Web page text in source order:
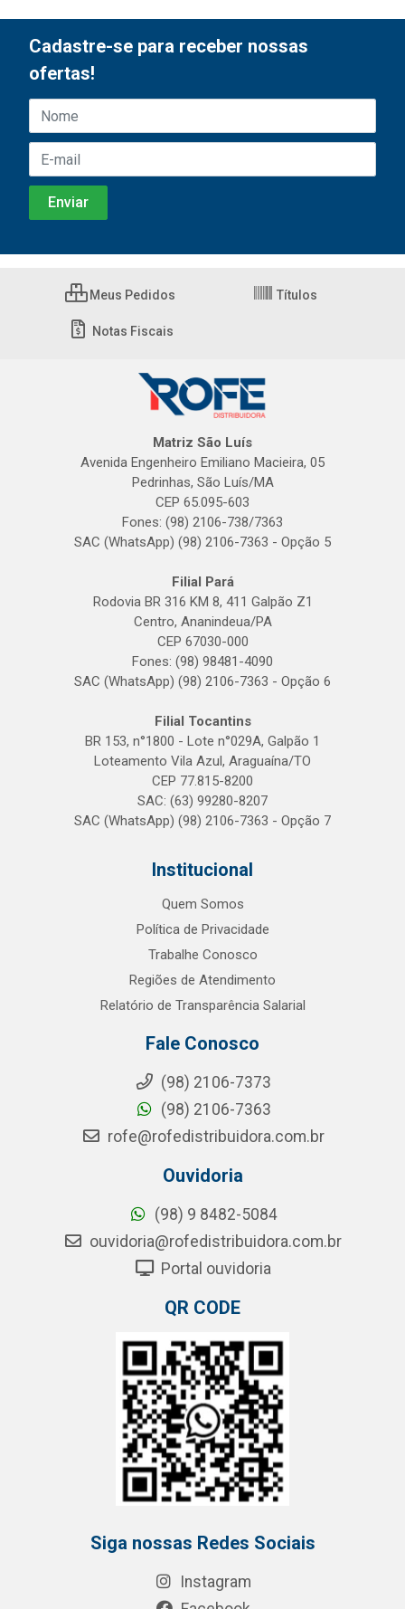
Cadastre-se para receber nossas
ofertas!
Meus Pedidos Títulos
Notas Fiscais
Matriz São Luís
Avenida Engenheiro Emiliano Macieira, 05
Pedrinhas, São Luís/MA
CEP 65.095-603
Fones: (98) 2106-738/7363
SAC (WhatsApp) (98) 2106-7363 - Opção 5
Filial Pará
Rodovia BR 316 KM 8, 411 Galpão Z1
Centro, Ananindeua/PA
CEP 67030-000
Fones: (98) 98481-4090
SAC (WhatsApp) (98) 2106-7363 - Opção 6
Filial Tocantins
BR 153, n°1800 - Lote n°029A, Galpão 1
Loteamento Vila Azul, Araguaína/TO
CEP 77.815-8200
SAC: (63) 99280-8207
SAC (WhatsApp) (98) 2106-7363 - Opção 7
Institucional
Quem Somos
Política de Privacidade
Trabalhe Conosco
Regiões de Atendimento
Relatório de Transparência Salarial
Fale Conosco
(98) 2106-7373
(98) 2106-7363
rofe@rofedistribuidora.com.br
Ouvidoria
(98) 9 8482-5084
ouvidoria@rofedistribuidora.com.br
Portal ouvidoria
QR CODE
Siga nossas Redes Sociais
Instagram